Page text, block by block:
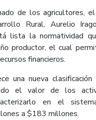
de los agricultores,
Rural, Aurelio
lista la normatividad
productor, el cual
financieros.
una nueva
el valor de los
en el
a $183 millones.